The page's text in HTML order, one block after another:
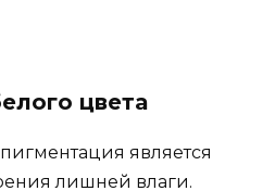
цвета
является
лишней влаги.